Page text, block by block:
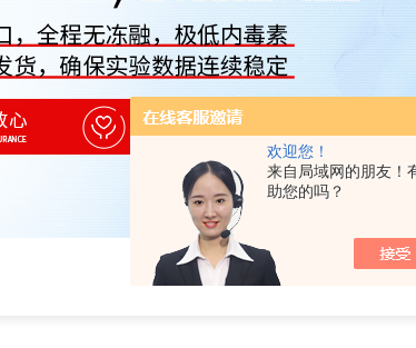
欢迎您！
来自局域网的朋友！
助您的吗？